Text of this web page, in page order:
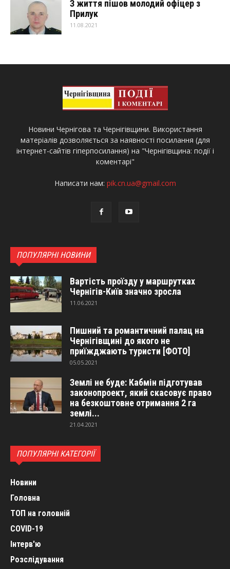
З життя пішов молодий офіцер з
Прилук
11.08.2021
Новини Чернігова та Чернігівщини. Використання
матеріалів дозволяється за наявності посилання (для
інтернет-сайтів гіперпосилання) на "Чернігівщина: події і
коментарі"
Написати нам: pik.cn.ua@gmail.com
ПОПУЛЯРНІ НОВИНИ
Вартість проїзду у маршрутках
Чернігів-Київ значно зросла
11.06.2021
Пишний та романтичний палац на
Чернігівщині до якого не
приїжджають туристи [ФОТО]
05.05.2021
Землі не буде: Кабмін підготував
законопроект, який скасовує право
на безкоштовне отримання 2 га
землі...
21.04.2021
ПОПУЛЯРНІ КАТЕГОРІЇ
Новини
Головна
ТОП на головній
COVID-19
Інтерв'ю
Розслідування